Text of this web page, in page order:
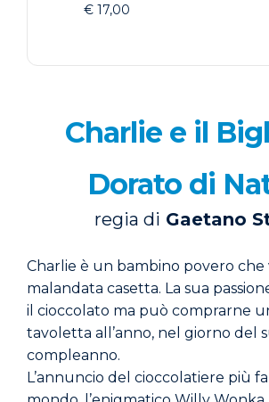
€ 17,00
Charlie e il
Dorato di
regia di Gaetano
Charlie è un bambino povero che
malandata casetta. La sua
il cioccolato ma può comprarne
tavoletta all’anno, nel giorno del
compleanno.
L’annuncio del cioccolatiere più